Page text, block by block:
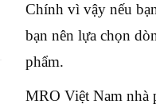
Chính vì vậy nếu
bạn nên lựa chọn
phẩm.
MRO Việt Nam nhà